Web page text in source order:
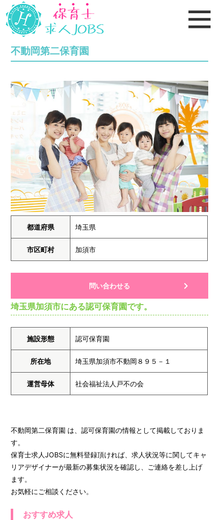
不動岡第二保育園
都道府県 埼玉県
市区町村 加須市
問い合わせる
埼玉県加須市にある認可保育園です。
施設形態 認可保育園
所在地 埼玉県加須市不動岡８９５－１
運営母体 社会福祉法人戸不の会
不動岡第二保育園 は、認可保育園の情報として掲載しておりま
す。
保育士求人JOBSに無料登録頂ければ、求人状況等に関してキャ
リアデザイナーが最新の募集状況を確認し、ご連絡を差し上げ
ます。
お気軽にご相談ください。
おすすめ求人